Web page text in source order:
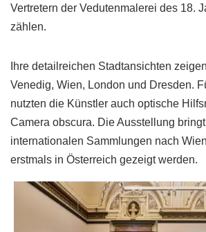
Vertretern der Vedutenmalerei des 18.
zählen.
Ihre detailreichen Stadtansichten
Venedig, Wien, London und Dresden.
nutzten die Künstler auch optische
Camera obscura. Die Ausstellung
internationalen Sammlungen nach
erstmals in Österreich gezeigt werden.